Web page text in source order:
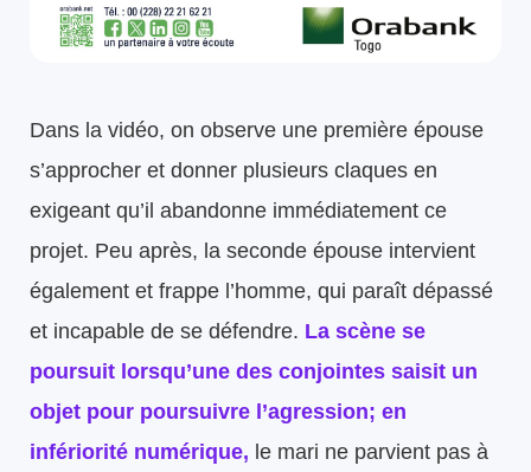
Dans la vidéo, on observe une première épouse
s’approcher et donner plusieurs claques en
exigeant qu’il abandonne immédiatement ce
projet. Peu après, la seconde épouse intervient
également et frappe l’homme, qui paraît dépassé
et incapable de se défendre. La scène se
poursuit lorsqu’une des conjointes saisit un
objet pour poursuivre l’agression; en
infériorité numérique, le mari ne parvient pas à